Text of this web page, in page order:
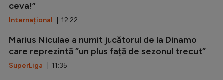
ceva!”
Internațional | 12:22
Marius Niculae a numit jucătorul de la Dinamo
care reprezintă ”un plus față de sezonul trecut”
SuperLiga | 11:35